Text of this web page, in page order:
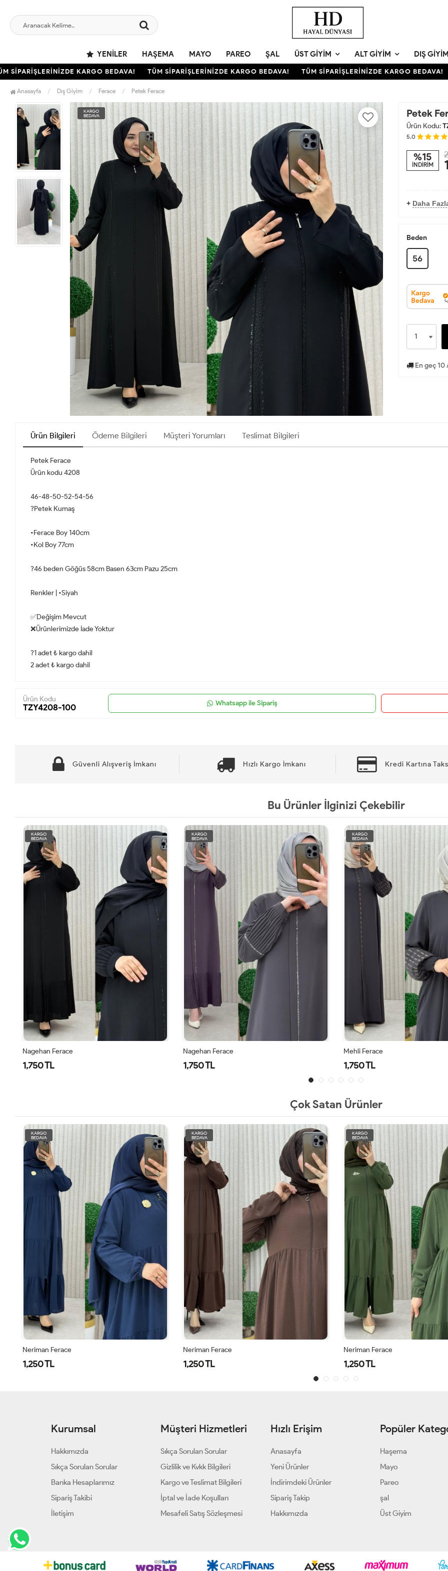
YENILER HAŞEMA MAYO PAREO ŞAL ÜST GIYIM ALT GIYIM DIŞ GIYIM
KARGO BEDAVA! TÜM SİPARİŞLERİNİZDE KARGO BEDAVA! TÜM SİPARİŞLERİNİZDE KARGO BEDAVA!
Anasayfa Dış Giyim Ferace Petek Ferace
KARGO
BEDAVA
Petek
Ürün Kodu:
5.0
%15
İNDİRİM
+ Daha
Beden
56
En geç 10
Ürün Bilgileri Ödeme Bilgileri Müşteri Yorumları Teslimat Bilgileri
Petek Ferace
Ürün kodu 4208
46-48-50-52-54-56
?Petek Kumaş
•Ferace Boy 140cm
•Kol Boy 77cm
?46 beden Göğüs 58cm Basen 63cm Pazu 25cm
Renkler | •Siyah
✅Değişim Mevcut
❌Ürünlerimizde İade Yoktur
?1 adet ₺ kargo dahil
2 adet ₺ kargo dahil
Ürün Kodu
TZY4208-100 Whatsapp ile Sipariş
Güvenli Alışveriş İmkanı Hızlı Kargo İmkanı Kredi Kartına
Bu Ürünler İlginizi Çekebilir
KARGO
BEDAVA
Nagehan Ferace
1,750 TL
KARGO
BEDAVA
Nagehan Ferace
1,750 TL
KARGO
BEDAVA
Mehli Ferace
1,750 TL
Çok Satan Ürünler
KARGO
BEDAVA
Neriman Ferace
1,250 TL
KARGO
BEDAVA
Neriman Ferace
1,250 TL
KARGO
BEDAVA
Neriman Ferace
1,250 TL
Kurumsal
Hakkımızda
Sıkça Sorulan Sorular
Banka Hesaplarımız
Sipariş Takibi
İletişim
Müşteri Hizmetleri
Sıkça Sorulan Sorular
Gizlilik ve Kvkk Bilgileri
Kargo ve Teslimat Bilgileri
İptal ve İade Koşulları
Mesafeli Satış Sözleşmesi
Hızlı Erişim
Anasayfa
Yeni Ürünler
İndirimdeki Ürünler
Sipariş Takip
Hakkımızda
Popüler
Haşema
Mayo
Pareo
şal
Üst Giyim